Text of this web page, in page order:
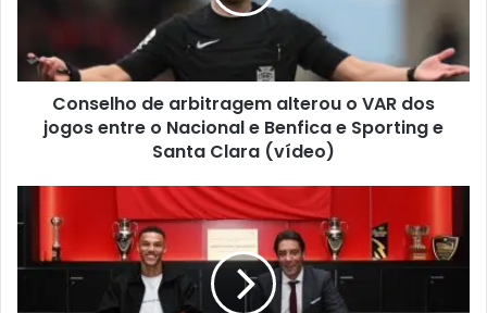
Conselho de arbitragem alterou o VAR dos
jogos entre o Nacional e Benfica e Sporting e
Santa Clara (vídeo)